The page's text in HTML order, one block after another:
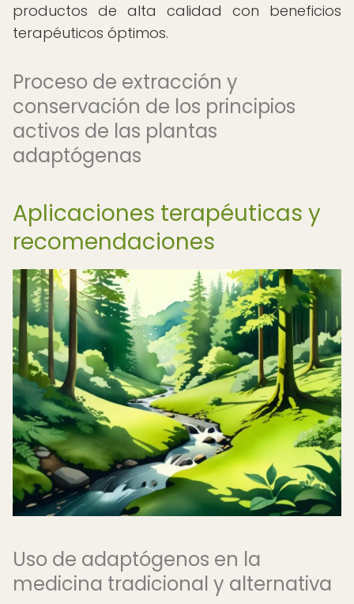
productos de alta calidad con beneficios
terapéuticos óptimos.
Proceso de extracción y
conservación de los principios
activos de las plantas
adaptógenas
Aplicaciones terapéuticas y
recomendaciones
Uso de adaptógenos en la
medicina tradicional y alternativa